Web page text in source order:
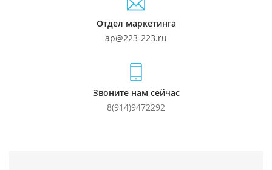
Отдел маркетинга
ap@223-223.ru
Звоните нам сейчас
8(914)9472292